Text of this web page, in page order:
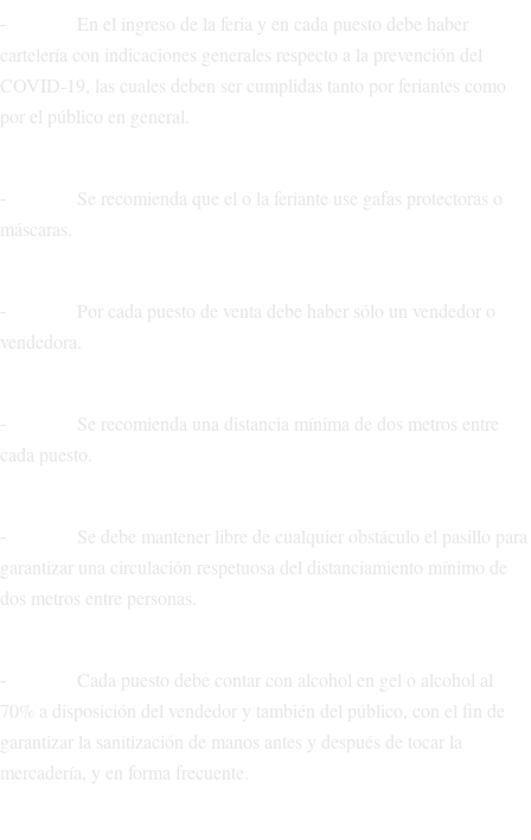
⁃ En el ingreso de la feria y en cada puesto debe haber
cartelería con indicaciones generales respecto a la prevención del
COVID-19, las cuales deben ser cumplidas tanto por feriantes como
por el público en general.
⁃ Se recomienda que el o la feriante use gafas protectoras o
máscaras.
⁃ Por cada puesto de venta debe haber sólo un vendedor o
vendedora.
⁃ Se recomienda una distancia mínima de dos metros entre
cada puesto.
⁃ Se debe mantener libre de cualquier obstáculo el pasillo para
garantizar una circulación respetuosa del distanciamiento mínimo de
dos metros entre personas.
⁃ Cada puesto debe contar con alcohol en gel o alcohol al
70% a disposición del vendedor y también del público, con el fin de
garantizar la sanitización de manos antes y después de tocar la
mercadería, y en forma frecuente.